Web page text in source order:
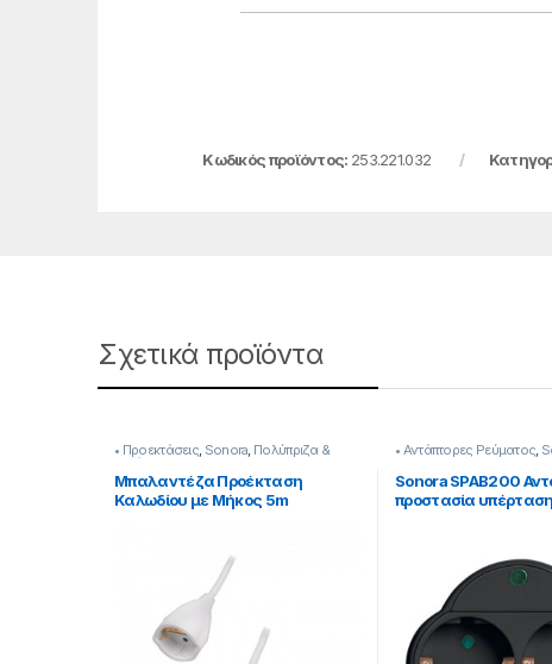
Κωδικός προϊόντος: 253.221.032
Σχετικά προϊόντα
• Προεκτάσεις, Sonora, Πολύπριζα &
Αντάπτορες
Μπαλαντέζα Προέκταση
Καλωδίου με Μήκος 5m
• Αντάπτορες Ρεύματος,
Sonora SPAB200
προστασία